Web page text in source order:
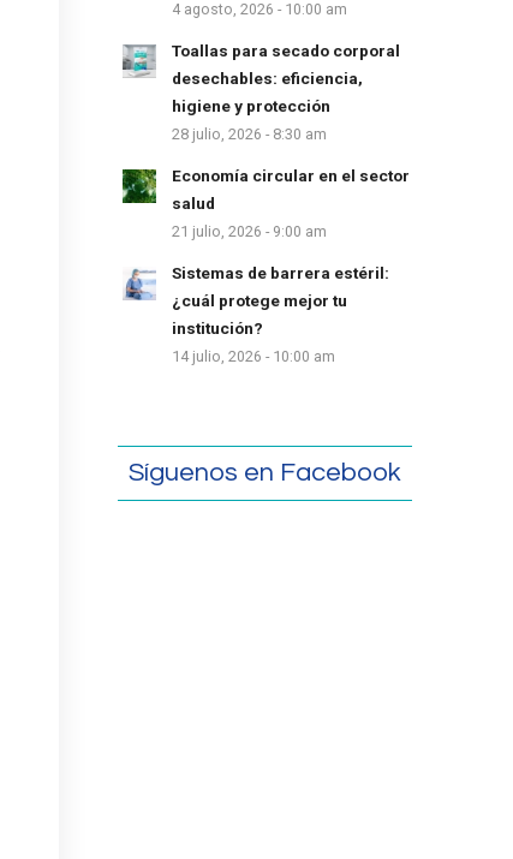
4 agosto, 2026 - 10:00 am
Toallas para secado corporal
desechables: eficiencia,
higiene y protección
28 julio, 2026 - 8:30 am
Economía circular en el sector
salud
21 julio, 2026 - 9:00 am
Sistemas de barrera estéril:
¿cuál protege mejor tu
institución?
14 julio, 2026 - 10:00 am
Síguenos en Facebook